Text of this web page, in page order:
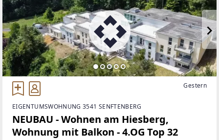
Gestern
EIGENTUMSWOHNUNG 3541 SENFTENBERG
NEUBAU - Wohnen am Hiesberg,
Wohnung mit Balkon - 4.OG Top 32